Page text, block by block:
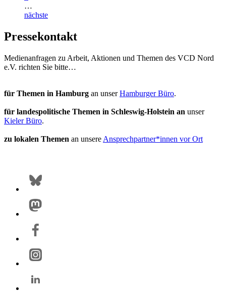
…
nächste
Pressekontakt
Medienanfragen zu Arbeit, Aktionen und Themen des VCD Nord
e.V. richten Sie bitte…
für Themen in Hamburg an unserHamburger Büro.
für landespolitische Themen in Schleswig-Holstein an unser
Kieler Büro.
zu lokalen Themen an unsere Ansprechpartner*innen vor Ort